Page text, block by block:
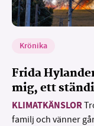
Krönika
Frida
mig, ett
KLIMATKÄNSLOR
familj och vänner